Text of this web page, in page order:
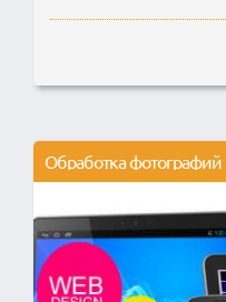
Обработка фотографий